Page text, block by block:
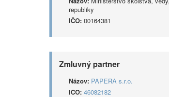
republiky
IČO: 00164381
Zmluvný partner
Názov: PAPERA s.r.o.
IČO: 46082182